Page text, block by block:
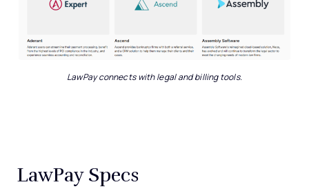
LawPay connects with legal and billing tools.
LawPay Specs